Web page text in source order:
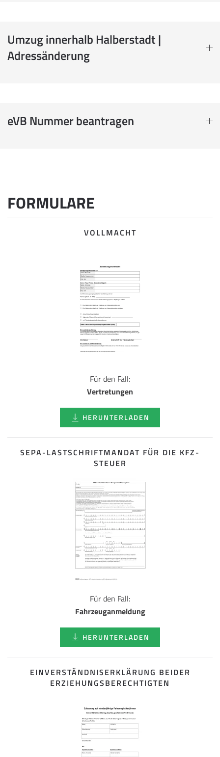
Umzug innerhalb Halberstadt |
Adressänderung
eVB Nummer beantragen
FORMULARE
VOLLMACHT
Für den Fall:
Vertretungen
HERUNTERLADEN
SEPA-LASTSCHRIFT­MANDAT FÜR DIE KFZ-
STEUER
Für den Fall:
Fahrzeuganmeldung
HERUNTERLADEN
EINVERSTÄNDNISERKLÄRUNG BEIDER
ERZIEHUNGSBERECHTIGTEN